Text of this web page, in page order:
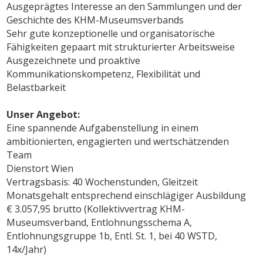
Ausgeprägtes Interesse an den Sammlungen und der
Geschichte des KHM-Museumsverbands
Sehr gute konzeptionelle und organisatorische
Fähigkeiten gepaart mit strukturierter Arbeitsweise
Ausgezeichnete und proaktive
Kommunikationskompetenz, Flexibilität und
Belastbarkeit
Unser Angebot:
Eine spannende Aufgabenstellung in einem
ambitionierten, engagierten und wertschätzenden
Team
Dienstort Wien
Vertragsbasis: 40 Wochenstunden, Gleitzeit
Monatsgehalt entsprechend einschlägiger Ausbildung
€ 3.057,95 brutto (Kollektivvertrag KHM-
Museumsverband, Entlohnungsschema A,
Entlohnungsgruppe 1b, Entl. St. 1, bei 40 WSTD,
14x/Jahr)